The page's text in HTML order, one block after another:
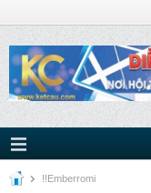
!!Emberromi